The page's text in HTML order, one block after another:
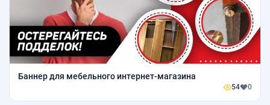
Баннер для мебельного интернет-магазина
54 0